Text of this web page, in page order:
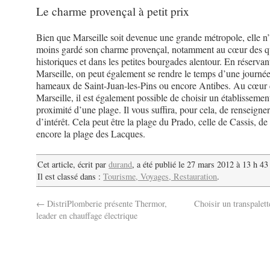
Le charme provençal à petit prix
Bien que Marseille soit devenue une grande métropole, elle
moins gardé son charme provençal, notamment au cœur des
historiques et dans les petites bourgades alentour. En
Marseille, on peut également se rendre le temps d’une
hameaux de Saint-Juan-les-Pins ou encore Antibes. Au cœur
Marseille, il est également possible de choisir un
proximité d’une plage. Il vous suffira, pour cela, de
d’intérêt. Cela peut être la plage du Prado, celle de Cassis,
encore la plage des Lacques.
Cet article, écrit pardurand, a été publié le 27 mars 2012 à 13 h
Il est classé dans :Tourisme, Voyages, Restauration.
← DistriPlomberie présente Thermor,
leader en chauffage électrique
Choisir un